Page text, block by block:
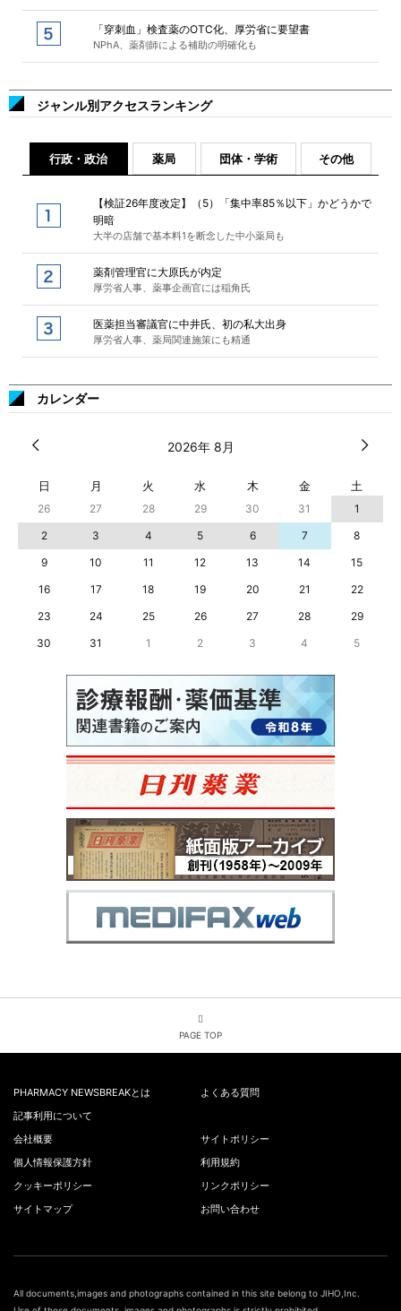
「穿刺血」検査薬のOTC化、厚労省に要望書
NPhA、薬剤師による補助の明確化も
ジャンル別アクセスランキング
行政・政治 薬局 団体・学術 その他
【検証26年度改定】（5）「集中率85％以下」かどうかで
明暗
大半の店舗で基本料1を断念した中小薬局も
薬剤管理官に大原氏が内定
厚労省人事、薬事企画官には稲角氏
医薬担当審議官に中井氏、初の私大出身
厚労省人事、薬局関連施策にも精通
カレンダー
2026年 8月
日 月 火 水 木 金 土
26 27 28 29 30 31
1
2
3 4 5 6 7
8
9
10 11 12 13 14
15
16
17 18 19 20 21
22
23
24 25 26 27 28
29
30
31 1 2 3 4 5
PAGE TOP
PHARMACY NEWSBREAKとは
よくある質問
記事利用について
会社概要
サイトポリシー
個人情報保護方針
利用規約
クッキーポリシー
リンクポリシー
サイトマップ
お問い合わせ
All documents,images and photographs contained in this site belong to JIHO,Inc.